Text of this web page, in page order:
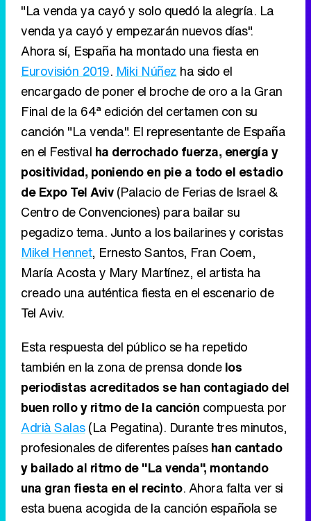
"La venda ya cayó y solo quedó la alegría. La
venda ya cayó y empezarán nuevos días".
Ahora sí, España ha montado una fiesta en
Eurovisión 2019. Miki Núñez ha sido el
encargado de poner el broche de oro a la Gran
Final de la 64ª edición del certamen con su
canción "La venda". El representante de España
en el Festival ha derrochado fuerza, energía y
positividad, poniendo en pie a todo el estadio
de Expo Tel Aviv(Palacio de Ferias de Israel &
Centro de Convenciones) para bailar su
pegadizo tema. Junto a los bailarines y coristas
Mikel Hennet, Ernesto Santos, Fran Coem,
María Acosta y Mary Martínez, el artista ha
creado una auténtica fiesta en el escenario de
Tel Aviv.
Esta respuesta del público se ha repetido
también en la zona de prensa dondelos
periodistas acreditados se han contagiado del
buen rollo y ritmo de la canción compuesta por
Adrià Salas(La Pegatina). Durante tres minutos,
profesionales de diferentes paíseshan cantado
y bailado al ritmo de "La venda", montando
una gran fiesta en el recinto. Ahora falta ver si
esta buena acogida de la canción española se